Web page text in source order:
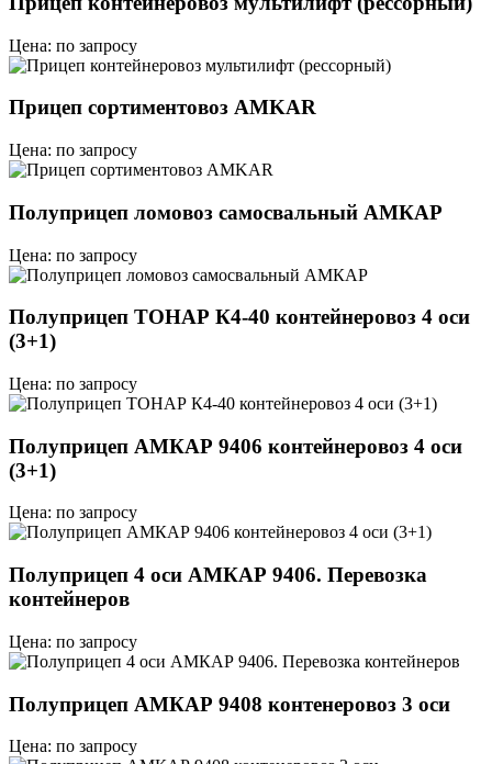
Цена: по запросу
Прицеп сортиментовоз AMKAR
Цена: по запросу
Полуприцеп ломовоз самосвальный АМКАР
Цена: по запросу
Полуприцеп ТОНАР К4-40 контейнеровоз 4 оси
(3+1)
Цена: по запросу
Полуприцеп АМКАР 9406 контейнеровоз 4 оси
(3+1)
Цена: по запросу
Полуприцеп 4 оси АМКАР 9406. Перевозка
контейнеров
Цена: по запросу
Полуприцеп АМКАР 9408 контенеровоз 3 оси
Цена: по запросу